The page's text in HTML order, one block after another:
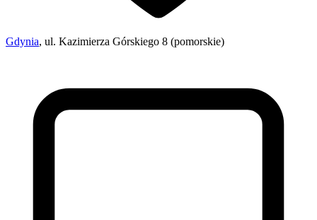
Gdynia, ul. Kazimierza Górskiego 8 (pomorskie)